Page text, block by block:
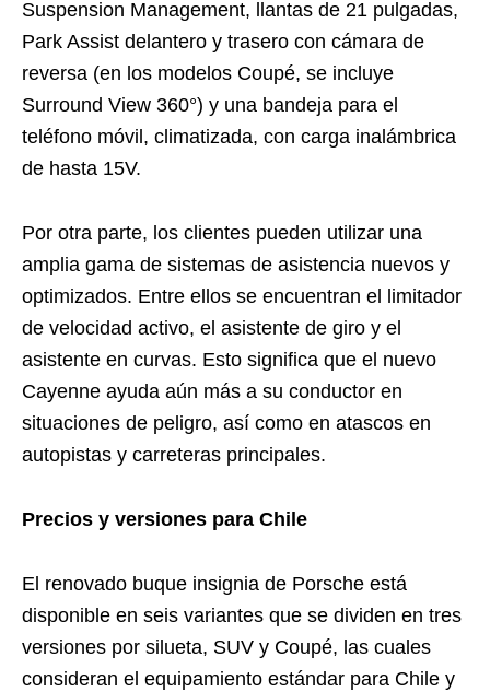
Suspension Management, llantas de 21 pulgadas,
Park Assist delantero y trasero con cámara de
reversa (en los modelos Coupé, se incluye
Surround View 360°) y una bandeja para el
teléfono móvil, climatizada, con carga inalámbrica
de hasta 15V.
Por otra parte, los clientes pueden utilizar una
amplia gama de sistemas de asistencia nuevos y
optimizados. Entre ellos se encuentran el limitador
de velocidad activo, el asistente de giro y el
asistente en curvas. Esto significa que el nuevo
Cayenne ayuda aún más a su conductor en
situaciones de peligro, así como en atascos en
autopistas y carreteras principales.
Precios y versiones para Chile
El renovado buque insignia de Porsche está
disponible en seis variantes que se dividen en tres
versiones por silueta, SUV y Coupé, las cuales
consideran el equipamiento estándar para Chile y